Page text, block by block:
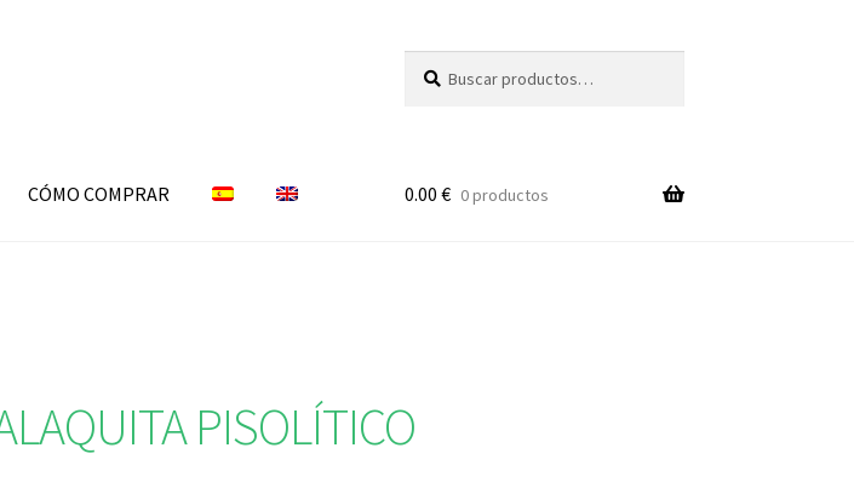
por:
CÓMO COMPRAR 0.00 € 0 productos
PISOLÍTICO